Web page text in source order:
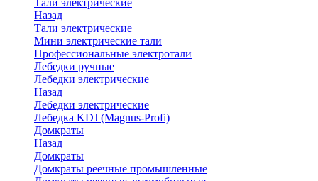
Тали электрические
Назад
Тали электрические
Мини электрические тали
Профессиональные электротали
Лебедки ручные
Лебедки электрические
Назад
Лебедки электрические
Лебедка KDJ (Magnus-Profi)
Домкраты
Назад
Домкраты
Домкраты реечные промышленные